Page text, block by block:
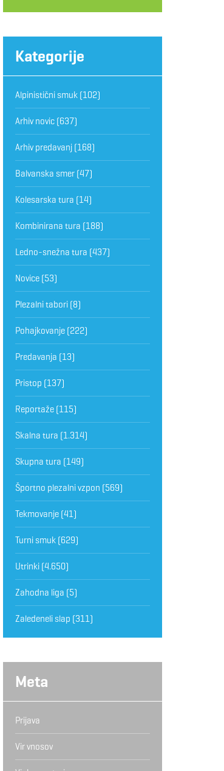
Kategorije
Alpinistični smuk(102)
Arhiv novic(637)
Arhiv predavanj(168)
Balvanska smer(47)
Kolesarska tura (14)
Kombinirana tura (188)
Ledno-snežna tura (437)
Novice(53)
Plezalni tabori(8)
Pohajkovanje(222)
Predavanja (13)
Pristop (137)
Reportaže(115)
Skalna tura (1.314)
Skupna tura (149)
Športno plezalni vzpon (569)
Tekmovanje(41)
Turni smuk(629)
Utrinki(4.650)
Zahodna liga (5)
Zaledeneli slap (311)
Meta
Prijava
Vir vnosov